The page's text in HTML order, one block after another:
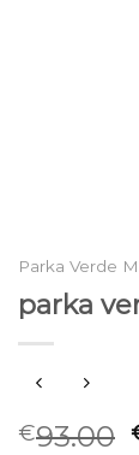
Parka Verde
parka
€93.00